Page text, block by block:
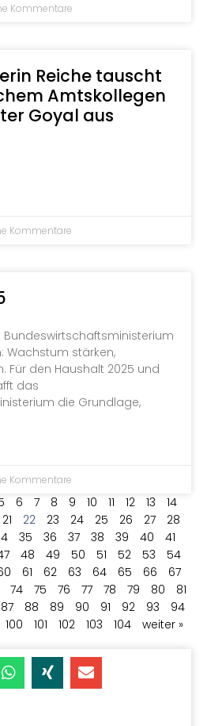
Kommentare
Reiche tauscht
Amtskollegen
Goyal aus
Kommentare
Bundeswirtschaftsministerium
Wachstum stärken,
Für den Haushalt 2025 und
das
die Grundlage,
Kommentare
6 7 8 9 10 11 12 13
14
21 22 23 24 25 26 27
28
35 36 37 38 39 40
41
48 49 50 51 52 53
54
61 62 63 64 65 66
67
74 75 76 77 78 79 80
81
87 88 89 90 91 92 93
94
100 101 102 103 104 weiter »